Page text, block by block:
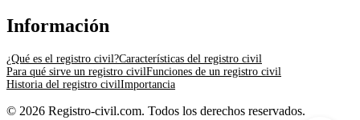
Información
¿Qué es el registro civil?Características del registro civil
Para qué sirve un registro civilFunciones de un registro civil
Historia del registro civilImportancia
© 2026 Registro-civil.com. Todos los derechos reservados.